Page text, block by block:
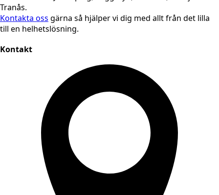
Tranås.
Kontakta oss gärna så hjälper vi dig med allt från det lilla
till en helhetslösning.
Kontakt